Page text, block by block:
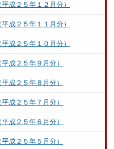
成２５年１２月分）
成２５年１１月分）
成２５年１０月分）
成２５年９月分）
成２５年８月分）
成２５年７月分）
成２５年６月分）
成２５年５月分）